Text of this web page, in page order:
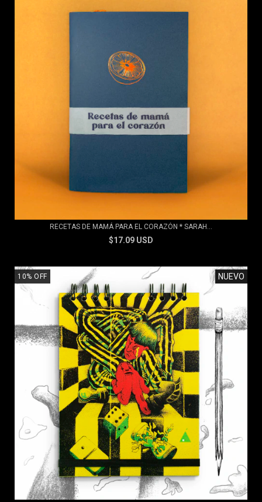
RECETAS DE MAMÁ PARA EL CORAZÓN * SARAH...
$17.09 USD
10% OFF NUEVO